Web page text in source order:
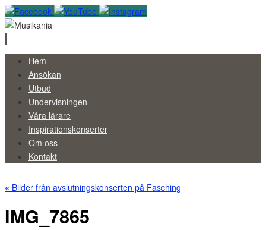
Skip
content
Hem
Ansökan
Utbud
Undervisningen
Våra lärare
Inspirationskonserter
Om oss
Kontakt
« Bilder från avslutningskonserten på Fasching
IMG_7865